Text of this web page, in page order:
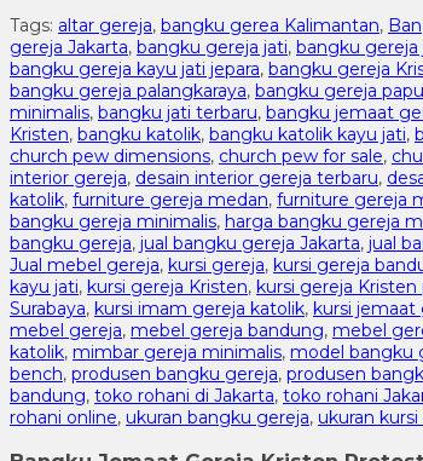
Tags: altar gereja, bangku gerea Kalimantan,
gereja Jakarta, bangku gereja jati, bangku gereja
bangku gereja kayu jati jepara, bangku gereja
bangku gereja palangkaraya, bangku gereja
minimalis, bangku jati terbaru, bangku jemaat
Kristen, bangku katolik, bangku katolik kayu jati,
church pew dimensions, church pew for sale,
interior gereja, desain interior gereja terbaru,
katolik, furniture gereja medan, furniture gereja
bangku gereja minimalis, harga bangku gereja
bangku gereja, jual bangku gereja Jakarta, jual
Jual mebel gereja, kursi gereja, kursi gereja
kayu jati, kursi gereja Kristen, kursi gereja
Surabaya, kursi imam gereja katolik, kursi jemaat
mebel gereja, mebel gereja bandung, mebel
katolik, mimbar gereja minimalis, model bangku
bench, produsen bangku gereja, produsen
bandung, toko rohani di Jakarta, toko rohani
rohani online, ukuran bangku gereja, ukuran